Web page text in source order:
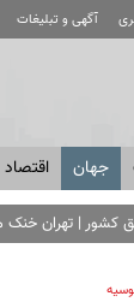
آگهی و تبلیغات
جهان اقتصاد
کشور | تهران